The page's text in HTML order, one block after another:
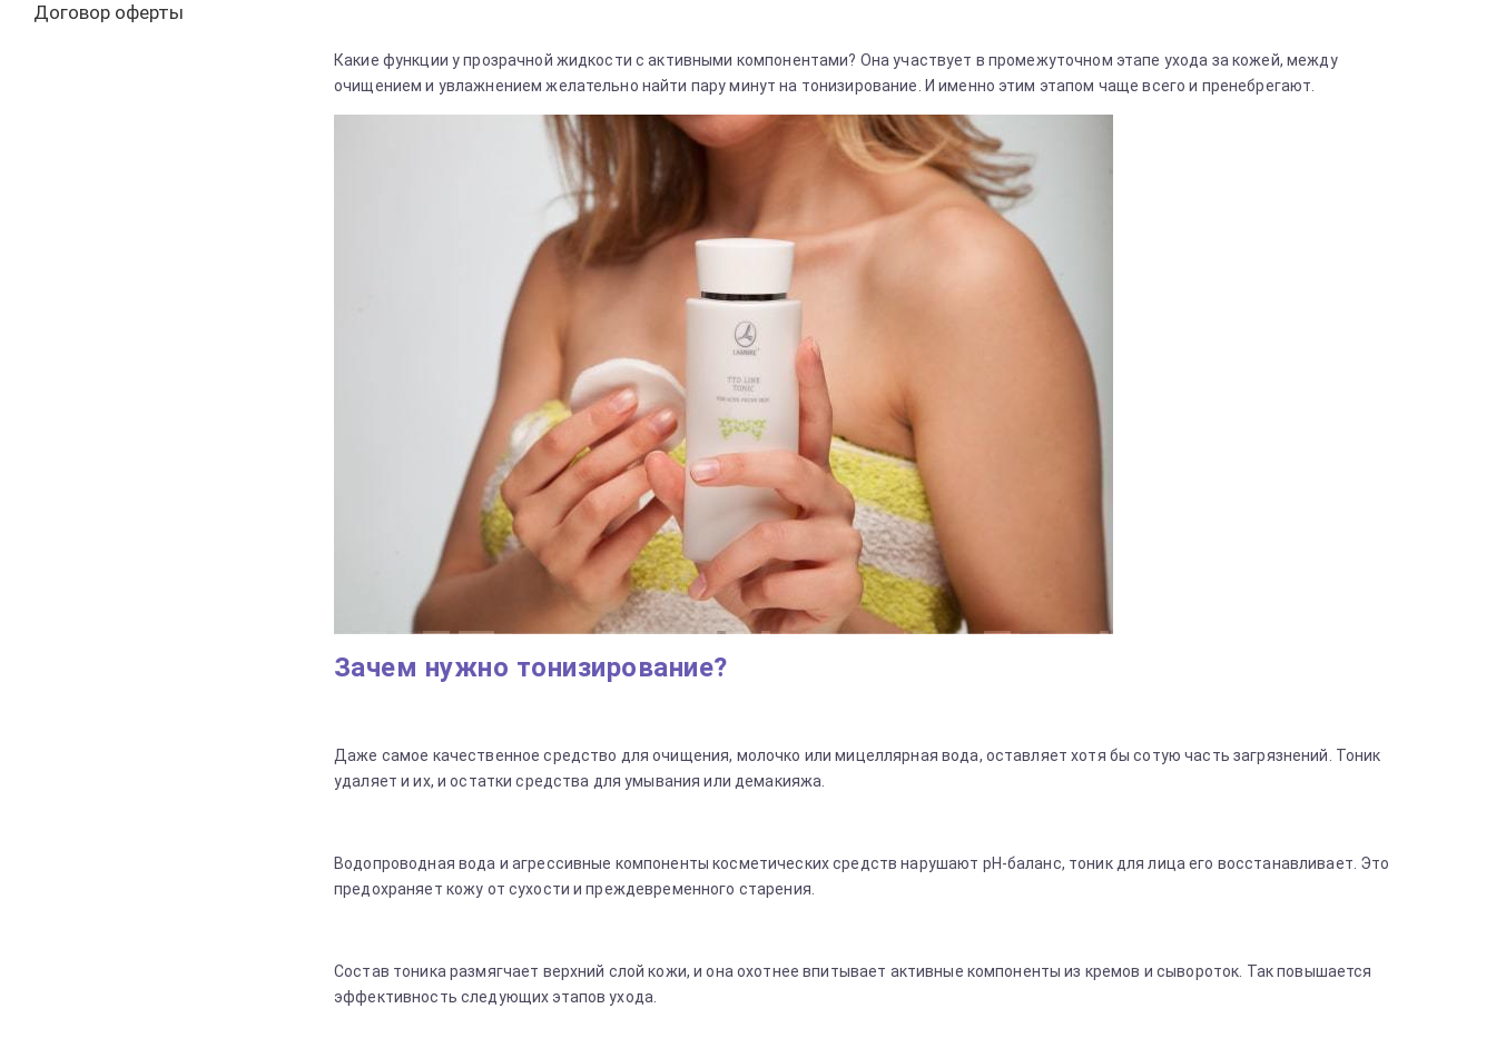
Какие функции у прозрачной жидкости с активными компонентами? Она участвует в промежуточном этапе ухода за кожей, между
очищением и увлажнением желательно найти пару минут на тонизирование. И именно этим этапом чаще всего и пренебрегают.
Зачем нужно тонизирование?
Даже самое качественное средство для очищения, молочко или мицеллярная вода, оставляет хотя бы сотую часть загрязнений. Тоник
удаляет и их, и остатки средства для умывания или демакияжа.
Водопроводная вода и агрессивные компоненты косметических средств нарушают рН-баланс, тоник для лица его восстанавливает. Это
предохраняет кожу от сухости и преждевременного старения.
Состав тоника размягчает верхний слой кожи, и она охотнее впитывает активные компоненты из кремов и сывороток. Так повышается
эффективность следующих этапов ухода.
Договор оферты